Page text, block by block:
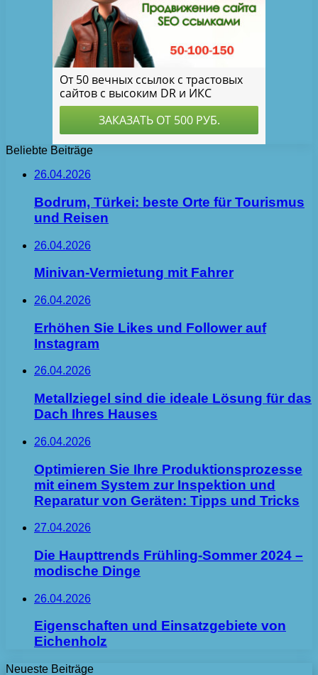
Beliebte Beiträge
26.04.2026
Bodrum, Türkei: beste Orte für Tourismus
und Reisen
26.04.2026
Minivan-Vermietung mit Fahrer
26.04.2026
Erhöhen Sie Likes und Follower auf
Instagram
26.04.2026
Metallziegel sind die ideale Lösung für das
Dach Ihres Hauses
26.04.2026
Optimieren Sie Ihre Produktionsprozesse
mit einem System zur Inspektion und
Reparatur von Geräten: Tipps und Tricks
27.04.2026
Die Haupttrends Frühling-Sommer 2024 –
modische Dinge
26.04.2026
Eigenschaften und Einsatzgebiete von
Eichenholz
Neueste Beiträge